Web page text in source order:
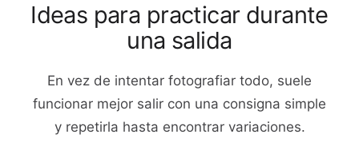
Ideas para practicar durante
una salida
En vez de intentar fotografiar todo, suele
funcionar mejor salir con una consigna simple
y repetirla hasta encontrar variaciones.